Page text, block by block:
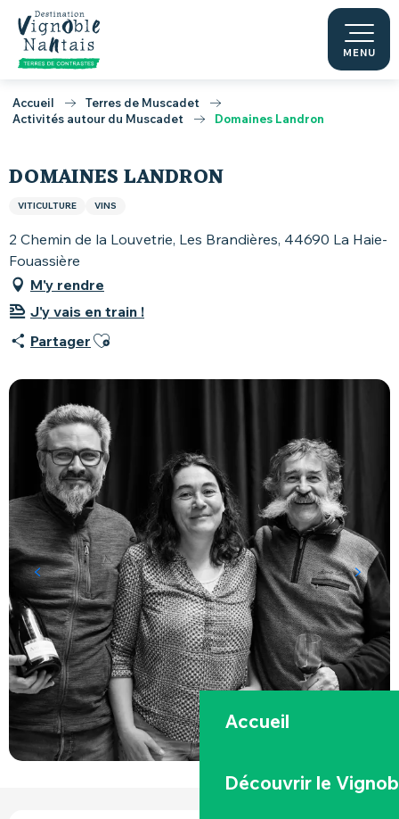
Aller
contenu
principal
MENU
Accueil
Découvrir le
Accueil
Terres de Muscadet
Activités autour du Muscadet
Domaines Landron
DOMAINES LANDRON
VITICULTURE VINS
2 Chemin de la Louvetrie, Les Brandières, 44690 La Haie-
Fouassière
M'y rendre
J'y vais en train !
Partager Ajouter aux favoris